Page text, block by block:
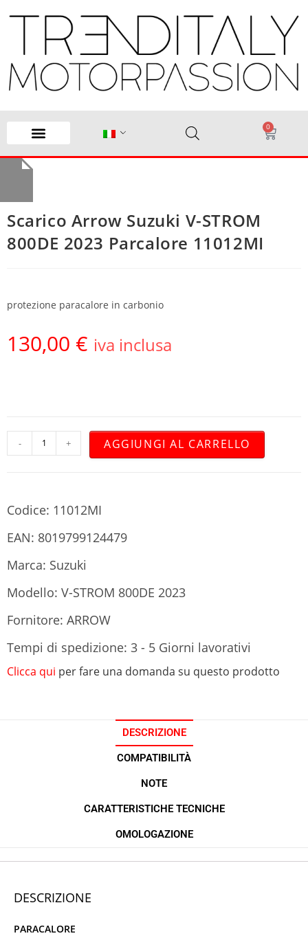
0
Scarico Arrow Suzuki V-STROM
800DE 2023 Parcalore 11012MI
protezione paracalore in carbonio
130,00 € iva inclusa
- + AGGIUNGI AL CARRELLO
Codice: 11012MI
EAN: 8019799124479
Marca: Suzuki
Modello: V-STROM 800DE 2023
Fornitore: ARROW
Tempi di spedizione: 3 - 5 Giorni lavorativi
Clicca qui per fare una domanda su questo prodotto
DESCRIZIONE
COMPATIBILITÀ
NOTE
CARATTERISTICHE TECNICHE
OMOLOGAZIONE
DESCRIZIONE
PARACALORE